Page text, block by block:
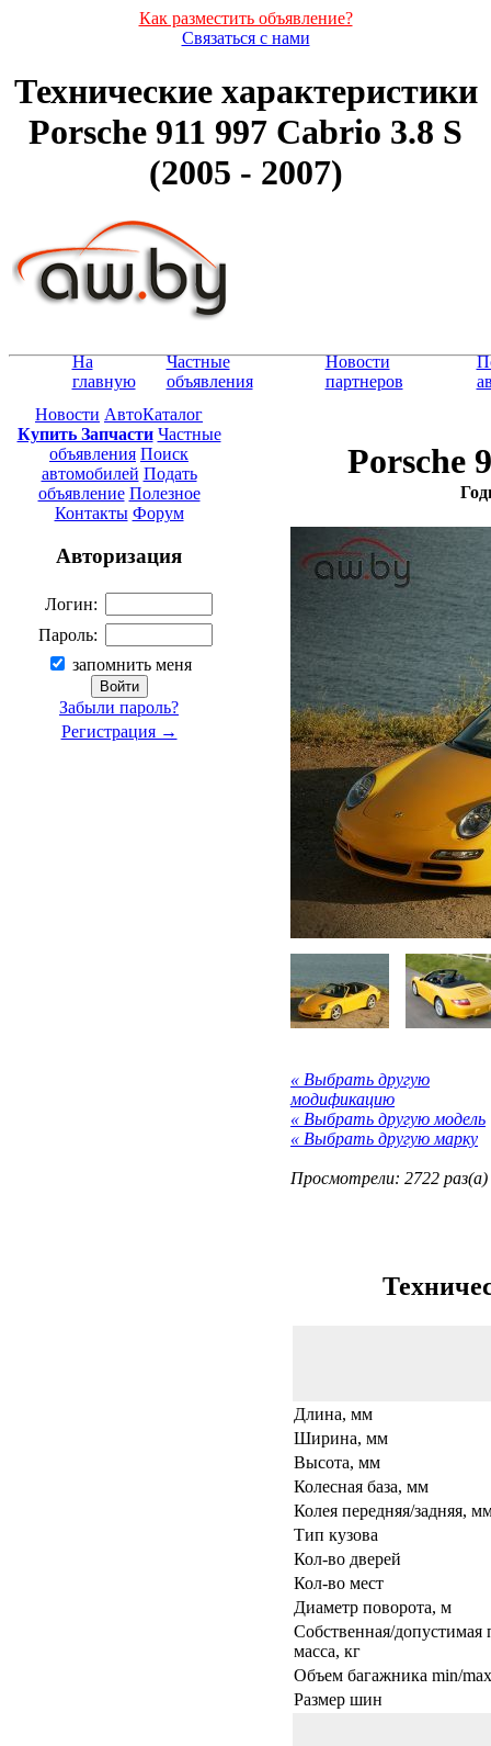
Как разместить объявление?
Связаться с нами
Технические характеристики
Porsche 911 997 Cabrio 3.8 S
(2005 - 2007)
На
главную
Частные
объявления
Новости
партнеров
Новости АвтоКаталог
Купить Запчасти Частные
объявления Поиск
автомобилей Подать
объявление Полезное
Контакты Форум
Авторизация
Логин:
Пароль:
запомнить меня
Забыли пароль?
Регистрация →
Porsche
« Выбрать другую
модификацию
« Выбрать другую модель
« Выбрать другую марку
Просмотрели: 2722 раз(а)
Длина, мм
Ширина, мм
Высота, мм
Колесная база, мм
Колея передняя/задняя,
Тип кузова
Кол-во дверей
Кол-во мест
Диаметр поворота, м
Собственная/допустимая
масса, кг
Объем багажника min/
Размер шин